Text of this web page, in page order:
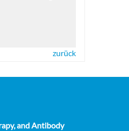
zurück
and Antibody